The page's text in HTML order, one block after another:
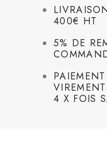
400€ HT
5% DE
4 X FOIS